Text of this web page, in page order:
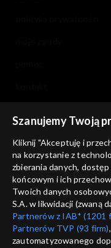
informacje o dostawcy
Szanujemy Twoją
Kliknij "Akceptuję i
na korzystanie z
zbierania danych,
końcowym i ich
Twoich danych
S.A. w likwidacji (zwaną
Partnerów z IAB* (1201
Partnerów TVP (93 firm)
zautomatyzowanego